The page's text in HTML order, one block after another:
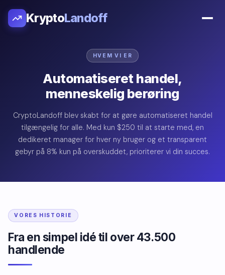
KryptoLandoff
HVEM VI ER
Automatiseret handel,
menneskelig berøring
CryptoLandoff blev skabt for at gøre automatiseret handel
tilgængelig for alle. Med kun $250 til at starte med, en
dedikeret manager for hver ny bruger og et transparent
gebyr på 8% kun på overskuddet, prioriterer vi din succes.
VORES HISTORIE
Fra en simpel idé til over 43.500
handlende